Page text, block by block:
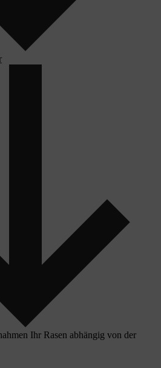
Ihr Rasen abhängig von der